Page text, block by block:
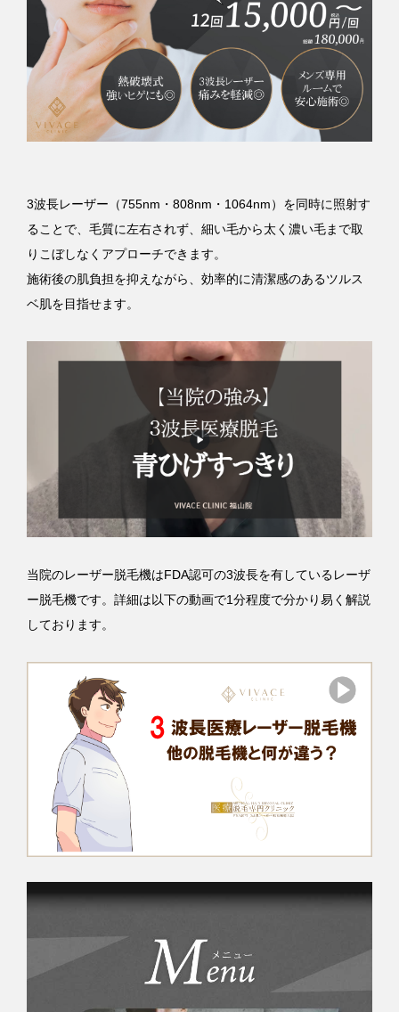
3波長レーザー（755nm・808nm・1064nm）を同時に照射す
ることで、毛質に左右されず、細い毛から太く濃い毛まで取
りこぼしなくアプローチできます。
施術後の肌負担を抑えながら、効率的に清潔感のあるツルス
ベ肌を目指せます。
当院のレーザー脱毛機はFDA認可の3波長を有しているレーザ
ー脱毛機です。詳細は以下の動画で1分程度で分かり易く解説
しております。